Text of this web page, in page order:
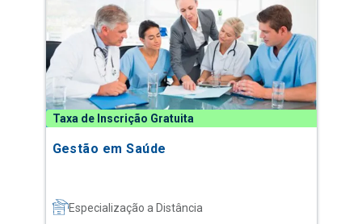
Taxa de Inscrição Gratuita
Gestão em Saúde
Especialização a Distância